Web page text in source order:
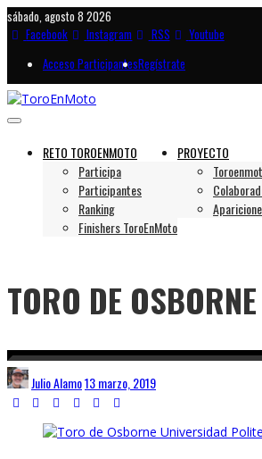
sábado, agosto 8 2026
Facebook
Instagram RSS
Youtube
Acceso ParticipantesRegístrate
RETO TOROENMOTO
Participa
Participantes
Ranking
Finishers ToroEnMoto
PROYECTO
TORO DE
Julio Alamo13 marzo, 2019